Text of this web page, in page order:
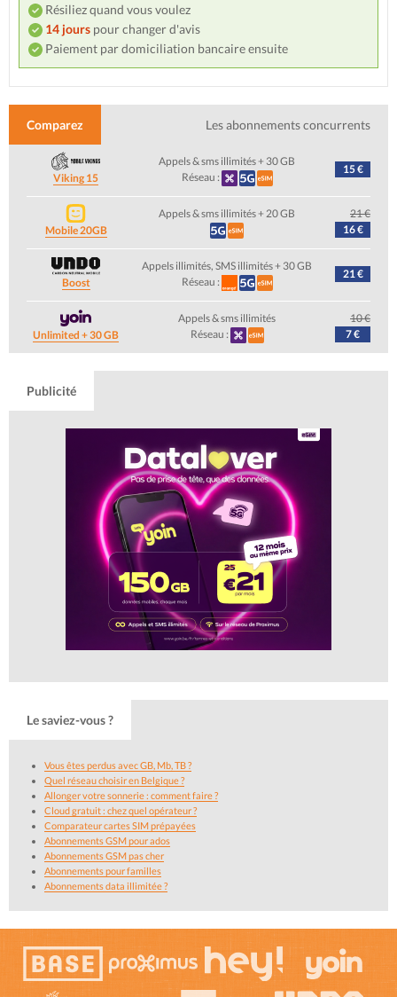
Résiliez quand vous voulez
14 jours pour changer d'avis
Paiement par domiciliation bancaire ensuite
Comparez Les abonnements concurrents
Viking 15
Appels & sms illimités + 30 GB
Réseau :
15 €
Mobile 20GB
Appels & sms illimités + 20 GB
21 €
16 €
Boost
Appels illimités, SMS illimités + 30 GB
Réseau :
21 €
Unlimited + 30 GB
Appels & sms illimités
Réseau :
10 €
7 €
Publicité
Le saviez-vous ?
Vous êtes perdus avec GB, Mb, TB ?
Quel réseau choisir en Belgique ?
Allonger votre sonnerie : comment faire ?
Cloud gratuit : chez quel opérateur ?
Comparateur cartes SIM prépayées
Abonnements GSM pour ados
Abonnements GSM pas cher
Abonnements pour familles
Abonnements data illimitée ?